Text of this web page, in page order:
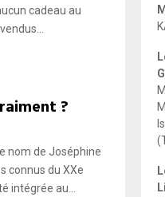
cadeau au
?
nom de Joséphine
connus du XXe
intégrée au...